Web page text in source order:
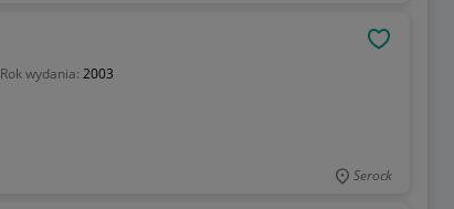
Rok wydania: 2003
Serock